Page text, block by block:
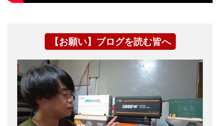
【お願い】ブログを読む皆へ